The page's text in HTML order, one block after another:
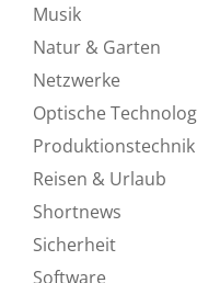
Musik
Natur & Garten
Netzwerke
Optische
Produktionstechnik
Reisen & Urlaub
Shortnews
Sicherheit
Software